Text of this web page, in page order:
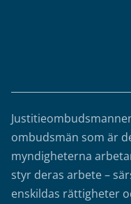
ombudsmän som är
myndigheterna
styr deras arbete –
enskildas rättigheter